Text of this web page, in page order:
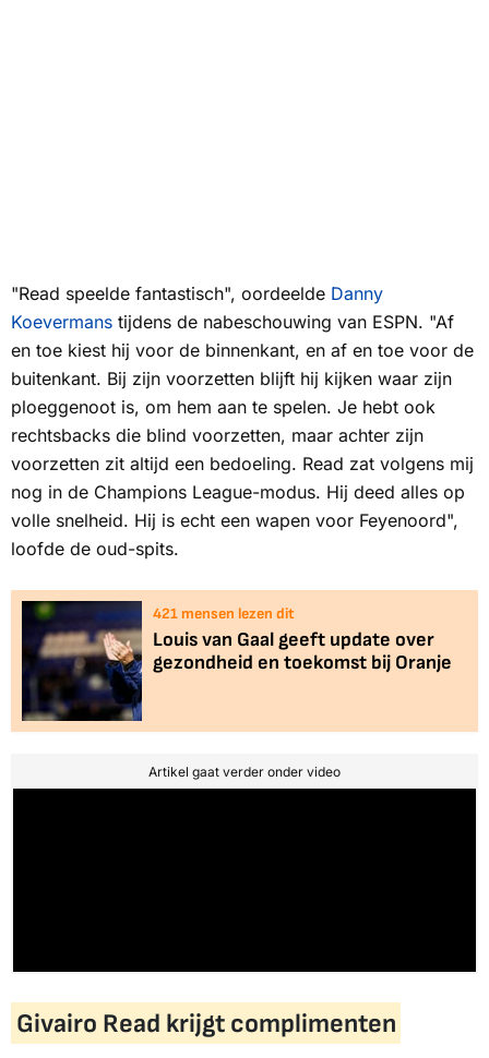
"Read speelde fantastisch", oordeelde Danny
Koevermans tijdens de nabeschouwing van ESPN. "Af
en toe kiest hij voor de binnenkant, en af en toe voor de
buitenkant. Bij zijn voorzetten blijft hij kijken waar zijn
ploeggenoot is, om hem aan te spelen. Je hebt ook
rechtsbacks die blind voorzetten, maar achter zijn
voorzetten zit altijd een bedoeling. Read zat volgens mij
nog in de Champions League-modus. Hij deed alles op
volle snelheid. Hij is echt een wapen voor Feyenoord",
loofde de oud-spits.
426mensen lezen dit
Louis van Gaal geeft update over
gezondheid en toekomst bij Oranje
Artikel gaat verder onder video
Givairo Read krijgt complimenten